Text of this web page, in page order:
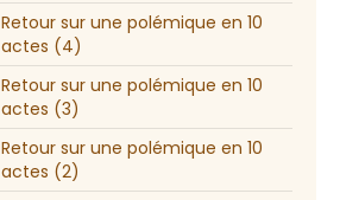
Retour sur une polémique en 10
actes (4)
Retour sur une polémique en 10
actes (3)
Retour sur une polémique en 10
actes (2)